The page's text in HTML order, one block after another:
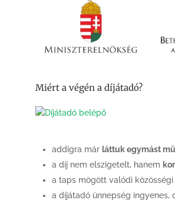
Miért a végén a díjátadó?
addigra már láttuk egymást
a díj nem elszigetelt, hanem
a taps mögött valódi
a díjátadó ünnepség ingyenes,